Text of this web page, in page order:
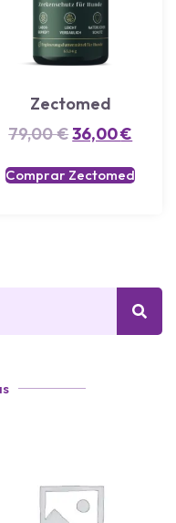
Zectomed
79,00€36,00€
Comprar Zectomed